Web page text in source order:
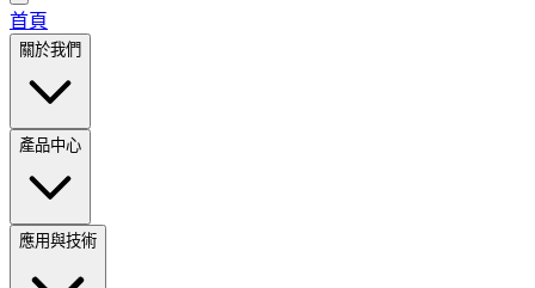
首頁
關於我們
產品中心
應用與技術